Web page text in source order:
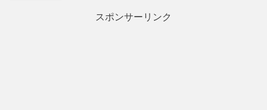
スポンサーリンク